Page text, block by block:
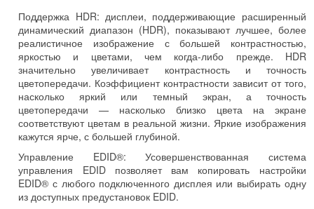
Поддержка HDR: дисплеи, поддерживающие расширенный
динамический диапазон (HDR), показывают лучшее, более
реалистичное изображение с большей контрастностью,
яркостью и цветами, чем когда-либо прежде. HDR
значительно увеличивает контрастность и точность
цветопередачи. Коэффициент контрастности зависит от того,
насколько яркий или темный экран, а точность
цветопередачи — насколько близко цвета на экране
соответствуют цветам в реальной жизни. Яркие изображения
кажутся ярче, с большей глубиной.
Управление EDID®: Усовершенствованная система
управления EDID позволяет вам копировать настройки
EDID® с любого подключенного дисплея или выбирать одну
из доступных предустановок EDID.